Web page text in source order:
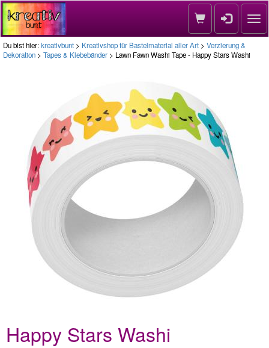
Du bist hier:kreativbunt > Kreativshop für Bastelmaterial aller Art > Verzierung &
Dekoration > Tapes & Klebebänder > Lawn Fawn Washi Tape - Happy Stars Washi
Happy Stars Washi